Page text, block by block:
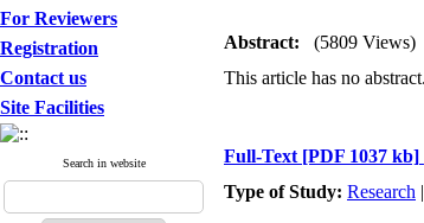
For Reviewers
Registration
Contact us
Site Facilities
Search in website
Abstract:
(5809 Views)
This article has no abstract.
Full-Text [PDF 1037 kb]
Type of Study: Research |